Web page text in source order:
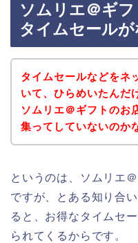
ソムリエ＠ギ
タイムセール
タイムセールなどをネ
いて、ひらめいたんだ
ソムリエ＠ギフトのお
集ってしていないのか
というのは、ソムリエ
ですが、とある知り合
ると、お得なタイムセ
られてくるからです。